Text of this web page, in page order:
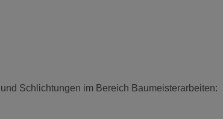
Schlichtungen im Bereich Baumeisterarbeiten: